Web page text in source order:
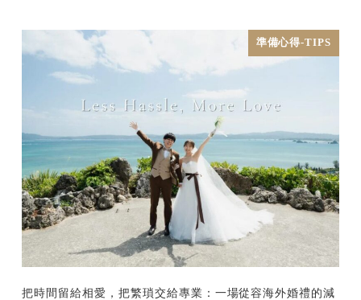
準備心得-TIPS
把時間留給相愛，把繁瑣交給專業：一場從容海外婚禮的減